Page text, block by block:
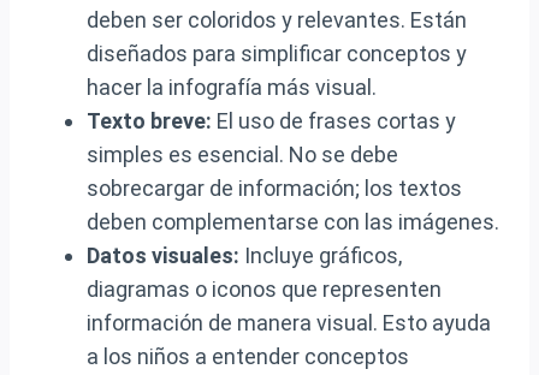
deben ser coloridos y relevantes. Están
diseñados para simplificar conceptos y
hacer la infografía más visual.
Texto breve: El uso de frases cortas y
simples es esencial. No se debe
sobrecargar de información; los textos
deben complementarse con las imágenes.
Datos visuales: Incluye gráficos,
diagramas o iconos que representen
información de manera visual. Esto ayuda
a los niños a entender conceptos